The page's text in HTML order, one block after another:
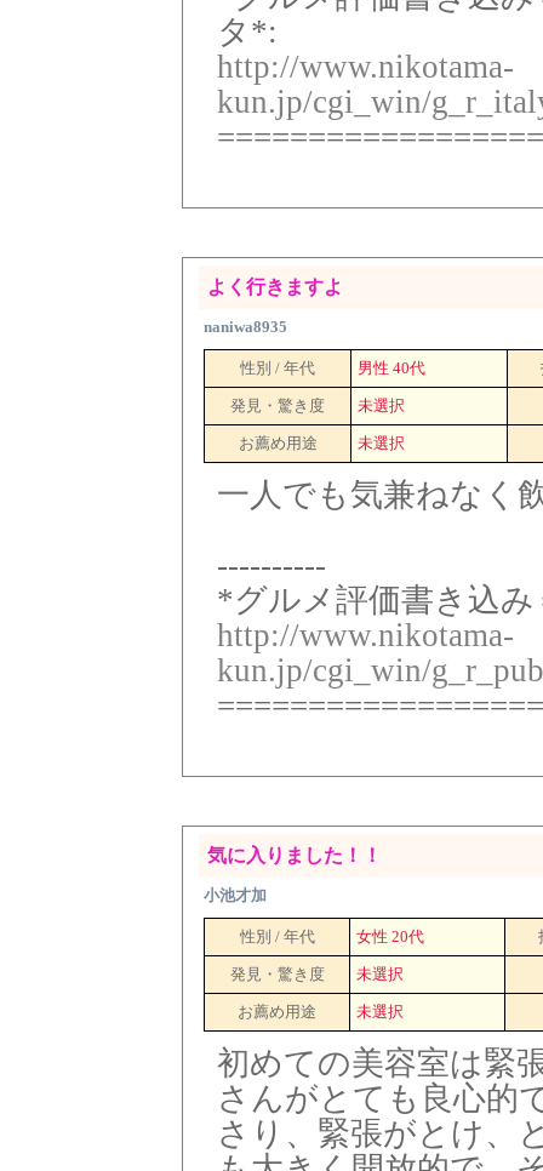
タ*:
http://www.nikotama-
kun.jp/cgi_win/
よく行きますよ
naniwa8935
性別 / 年代 男性 40代
発見・驚き度 未選択
お薦め用途 未選択
一人でも気兼ねなく
----------
*グルメ評価書き込
http://www.nikotama-
kun.jp/cgi_win/
気に入りました！！
小池才加
性別 / 年代 女性 20代
発見・驚き度 未選択
お薦め用途 未選択
初めての美容室は緊
さんがとても良心的
さり、緊張がとけ、